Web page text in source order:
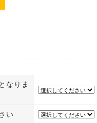
なりま
い